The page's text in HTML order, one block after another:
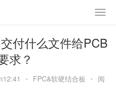
付什么文件给PCB
求？
• FPC&软硬结合板 • 阅